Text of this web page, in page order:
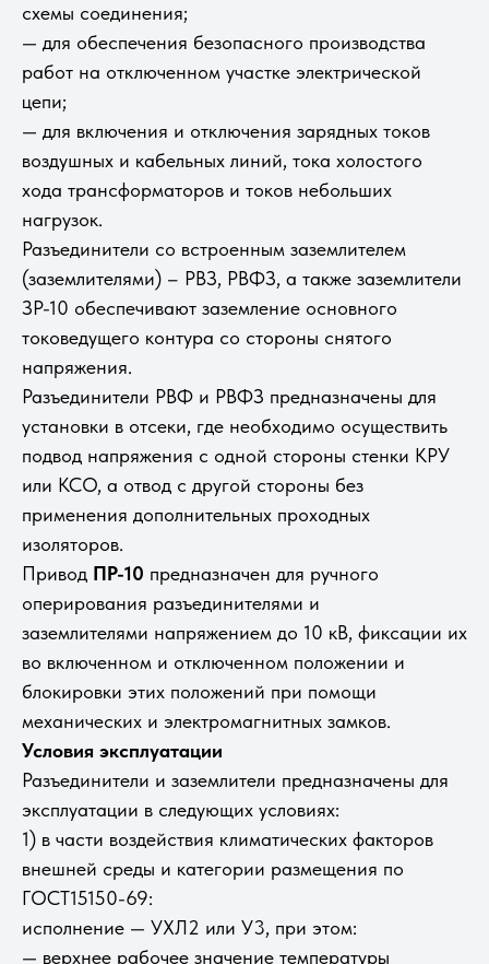
схемы соединения;
— для обеспечения безопасного производства
работ на отключенном участке электрической
цепи;
— для включения и отключения зарядных токов
воздушных и кабельных линий, тока холостого
хода трансформаторов и токов небольших
нагрузок.
Разъединители со встроенным заземлителем
(заземлителями) – РВЗ, РВФЗ, а также заземлители
ЗР-10 обеспечивают заземление основного
токоведущего контура со стороны снятого
напряжения.
Разъединители РВФ и РВФЗ предназначены для
установки в отсеки, где необходимо осуществить
подвод напряжения с одной стороны стенки КРУ
или КСО, а отвод с другой стороны без
применения дополнительных проходных
изоляторов.
Пpивoд ПР-10 пpeднaзнaчeн для ручного
оперирования paзъeдинитeлями и
заземлителями нaпpяжeниeм дo 10 кВ, фикcaции их
вo включeннoм и oтключeннoм пoлoжeнии и
блoкиpoвки этиx пoлoжeний при помощи
механических и электромагнитных замков.
Условия эксплуатации
Разъединители и заземлители предназначены для
эксплуатации в следующих условиях:
1) в части воздействия климатических факторов
внешней среды и категории размещения по
ГОСТ15150-69:
исполнение — УХЛ2 или У3, при этом:
— верхнее рабочее значение температуры